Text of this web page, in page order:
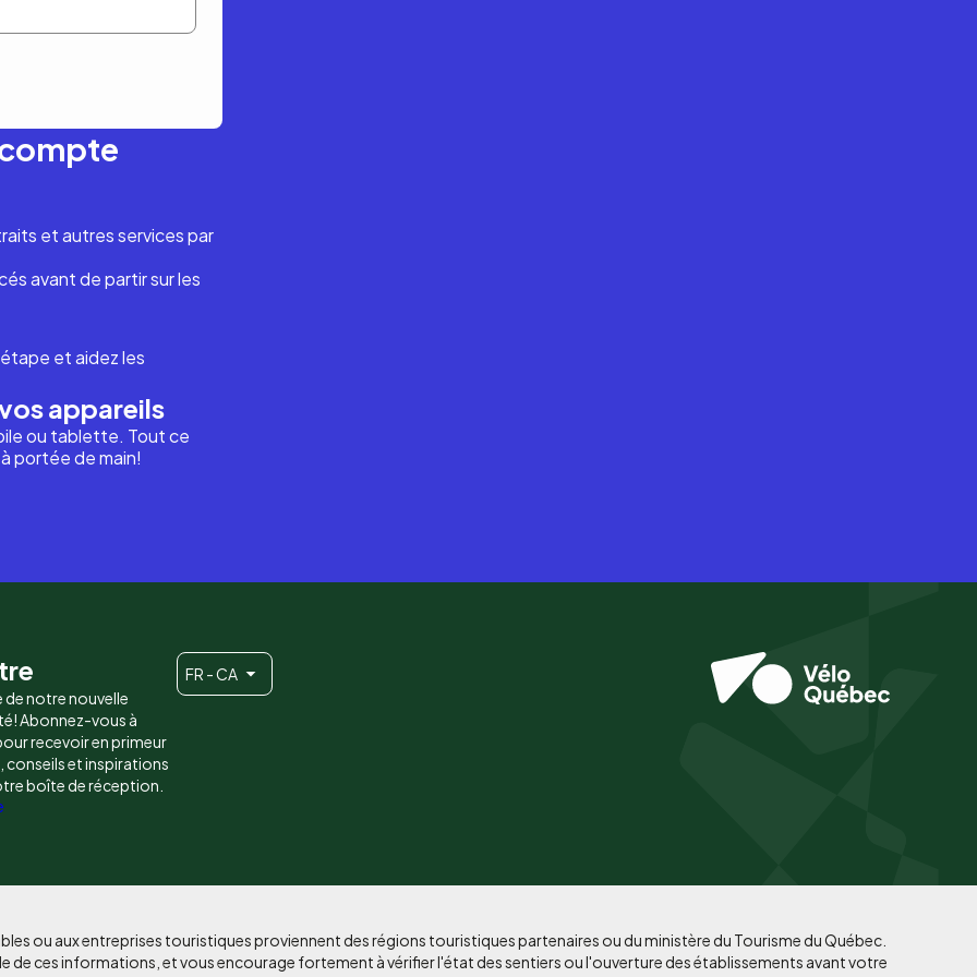
et autres services par
avant de partir sur les
et aidez les
appareils
ou tablette. Tout ce
portée de main!
de notre nouvelle
Abonnez-vous à
recevoir en primeur
conseils et inspirations
boîte de réception.
FR - CA
ou aux entreprises touristiques proviennent des régions touristiques partenaires ou du ministère du Tourisme du Québec.
de ces informations, et vous encourage fortement à vérifier l'état des sentiers ou l'ouverture des établissements avant votre